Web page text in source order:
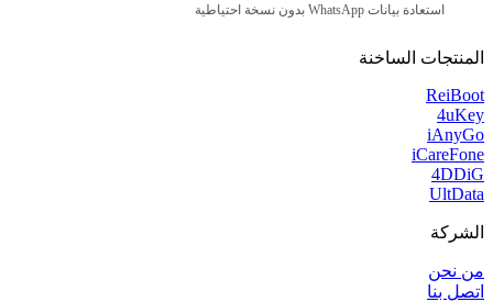
استعادة بيانات WhatsApp بدون نسخة احتياطية
المنتجات الساخنة
ReiBoot
4uKey
iAnyGo
iCareFone
4DDiG
UltData
الشركة
من نحن
اتصل بنا